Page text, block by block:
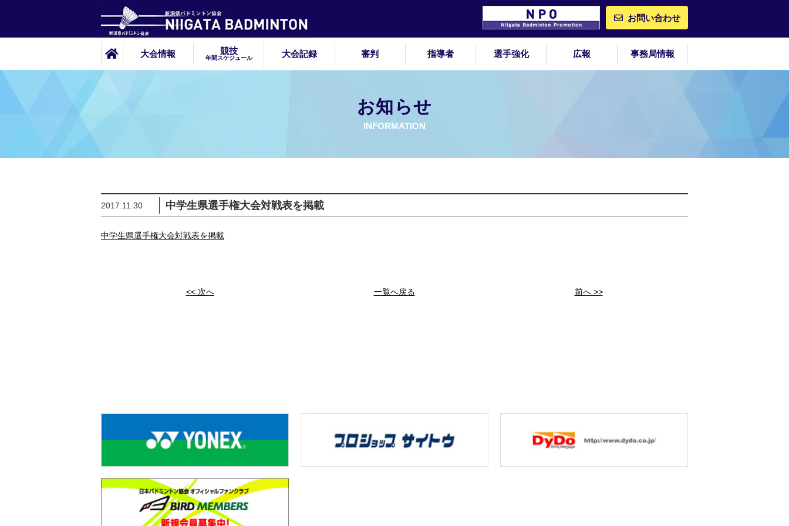
お問い合わせ
大会情報 競技
年間スケジュール 大会記録 審判 指導者 選手強化 広報 事務局情報
お知らせ
INFORMATION
2017.11.30 中学生県選手権大会対戦表を掲載
中学生県選手権大会対戦表を掲載
<< 次へ 一覧へ戻る 前へ >>